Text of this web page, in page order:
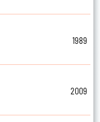
1989
2009